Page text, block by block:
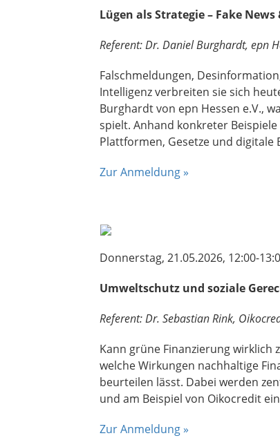
Lügen als Strategie – Fake
Referent: Dr. Daniel Burghardt, epn
Falschmeldungen,
Intelligenz verbreiten sie sich
Burghardt von epn Hessen e.V.,
spielt. Anhand konkreter
Plattformen, Gesetze und digitale
Zur Anmeldung »
Donnerstag, 21.05.2026, 12:00-
Umweltschutz und soziale
Referent: Dr. Sebastian Rink,
Kann grüne Finanzierung wirklich
welche Wirkungen nachhaltige
beurteilen lässt. Dabei werden
und am Beispiel von Oikocredit
Zur Anmeldung »